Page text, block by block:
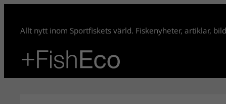
innehåll
Allt nytt inom Sportfiskets värld. Fiskenyheter, artiklar,